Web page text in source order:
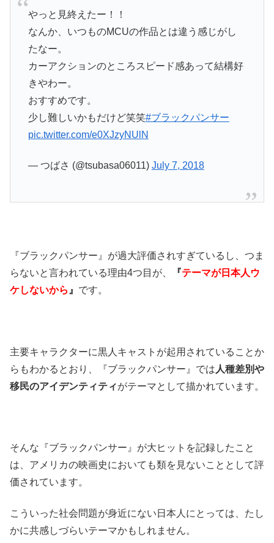
やっと見終えたー！！
なんか、いつものMCUの作品とは違う感じがし
たなー。
カーアクションのところスピード感あって結構好
きやわー。
おすすめです。
少し難しいかもだけど笑笑#ブラックパンサー
pic.twitter.com/e0XJzyNUlN
— つばさ (@tsubasa06011) July 7, 2018
『ブラックパンサー』が過大評価されすぎているし、つま
らないと言われている理由4つ目が、
『テーマが日本人ウ
ケしないから 』 です。
主要キャラクターに黒人キャストが起用されていることか
らもわかるとおり、『ブラックパンサー』では 人種差別や
移民のアイデンティティがテーマとして描かれています。
そんな『ブラックパンサー』が大ヒットを記録したこと
は、アメリカの映画史においても類を見ないこととして評
価されています。
こういった社会問題が身近にない日本人にとっては、たし
かに共感しづらいテーマかもしれません。